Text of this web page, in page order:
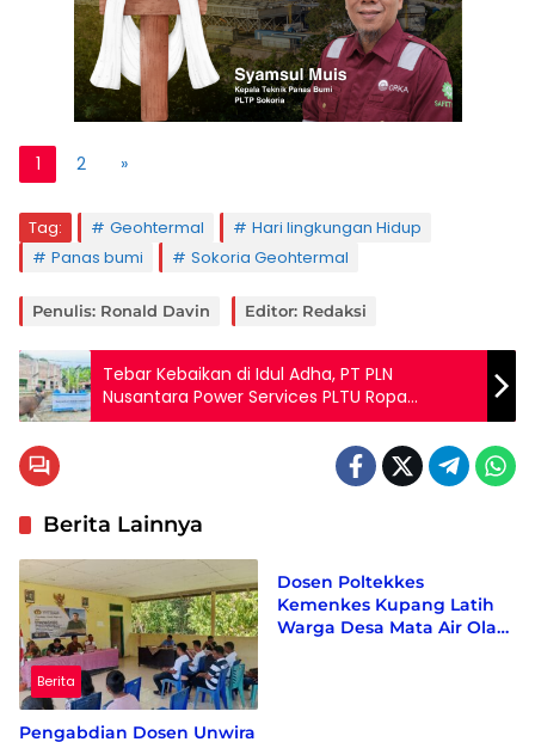
1 2 »
Tag: Geohtermal
Hari lingkungan Hidup
Panas bumi
Sokoria Geohtermal
Penulis: Ronald Davin Editor: Redaksi
Tebar Kebaikan di Idul Adha, PT PLN
Nusantara Power Services PLTU Ropa
Salurkan 3 ekor Sapi dan satu Ekor Kambing
Berita Lainnya
Berita
Pengabdian Dosen Unwira
Dosen Poltekkes
Kemenkes Kupang Latih
Warga Desa Mata Air Olah